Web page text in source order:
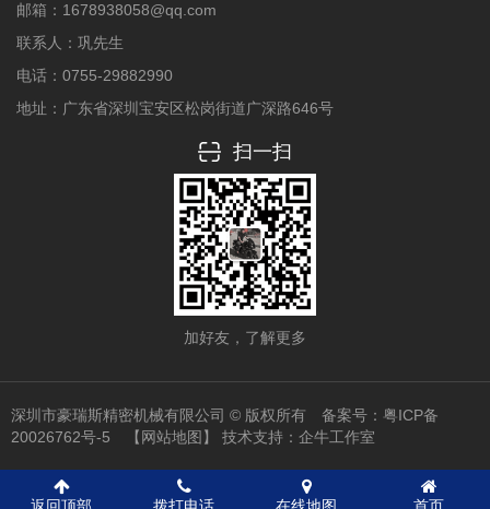
邮箱：1678938058@qq.com
联系人：巩先生
电话：0755-29882990
地址：广东省深圳宝安区松岗街道广深路646号
扫一扫
加好友，了解更多
深圳市豪瑞斯精密机械有限公司 © 版权所有 备案号： 粤ICP备
20026762号-5
【网站地图】 技术支持： 企牛工作室